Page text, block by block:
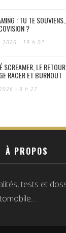
: TU TE
?
2026 - 19 h 02
SCREAMER, LE
RACER ET BURNOUT
- 9 h 27
À PROPOS
tests et